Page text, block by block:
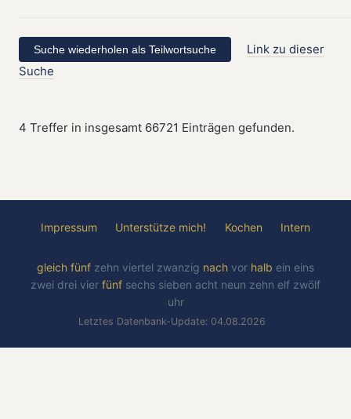
Link zu dieser
Suche
4 Treffer in insgesamt 66721 Einträgen gefunden.
Impressum Unterstütze mich! Kochen Intern
gleich fünf zehn viertel zwanzig nach vor halb ein eins
zwei drei vier fünf sechs sieben acht neun zehn elf zwölf
uhr
Letztes Datenbank-Update: 04.08.2026